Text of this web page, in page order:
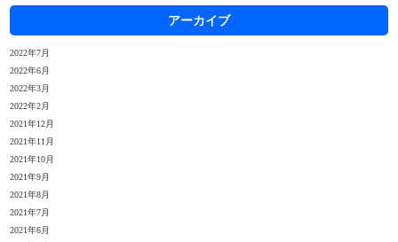
アーカイブ
2022年7月
2022年6月
2022年3月
2022年2月
2021年12月
2021年11月
2021年10月
2021年9月
2021年8月
2021年7月
2021年6月